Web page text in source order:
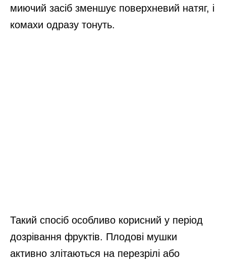
миючий засіб зменшує поверхневий натяг, і
комахи одразу тонуть.
Такий спосіб особливо корисний у період
дозрівання фруктів. Плодові мушки
активно злітаються на перезрілі або